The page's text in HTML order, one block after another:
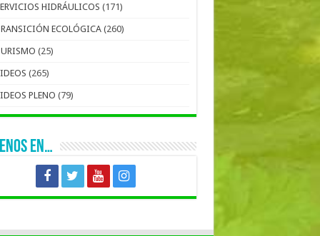
HIDRÁULICOS (171)
ECOLÓGICA (260)
(25)
(265)
PLENO (79)
EN…